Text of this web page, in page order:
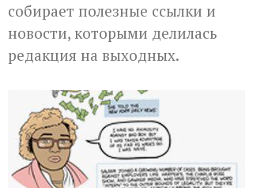
собирает полезные ссылки и
новости, которыми делилась
редакция на выходных.